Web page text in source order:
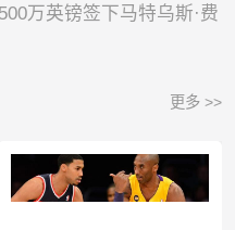
万英镑签下马特乌斯·费
更多 >>